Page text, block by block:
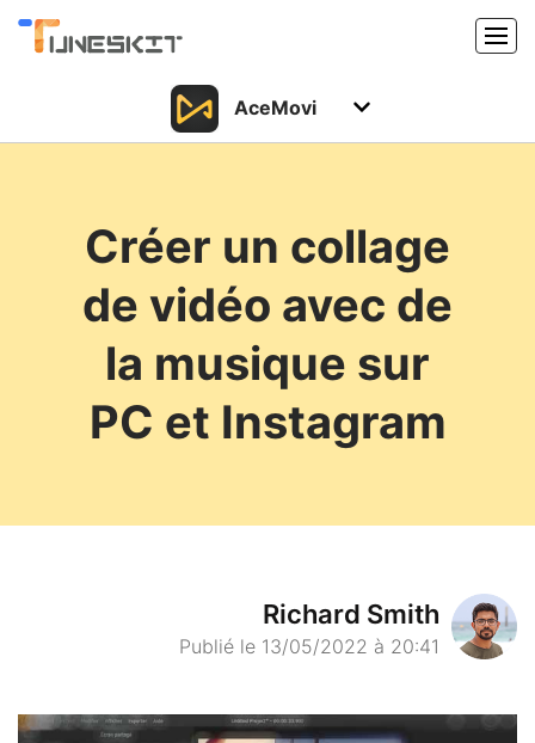
Produits
Support
Centre de téléchargement
AceMovi
Support
Ressources
Créer un collage
de vidéo avec de
la musique sur
PC et Instagram
Richard Smith
Publié le 13/05/2022 à 20:41